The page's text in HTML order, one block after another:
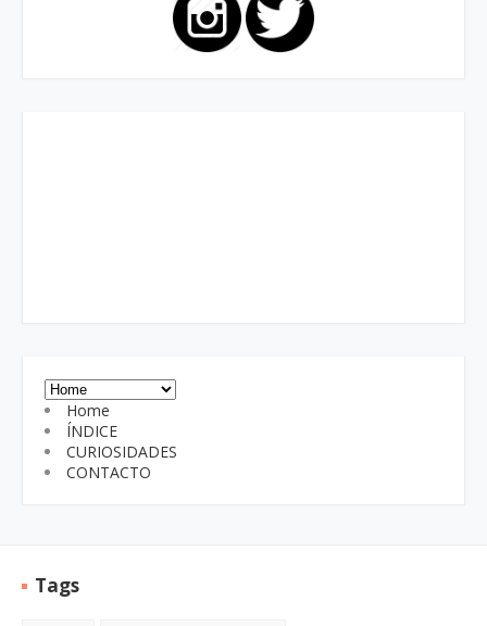
Home
ÍNDICE
CURIOSIDADES
CONTACTO
Tags